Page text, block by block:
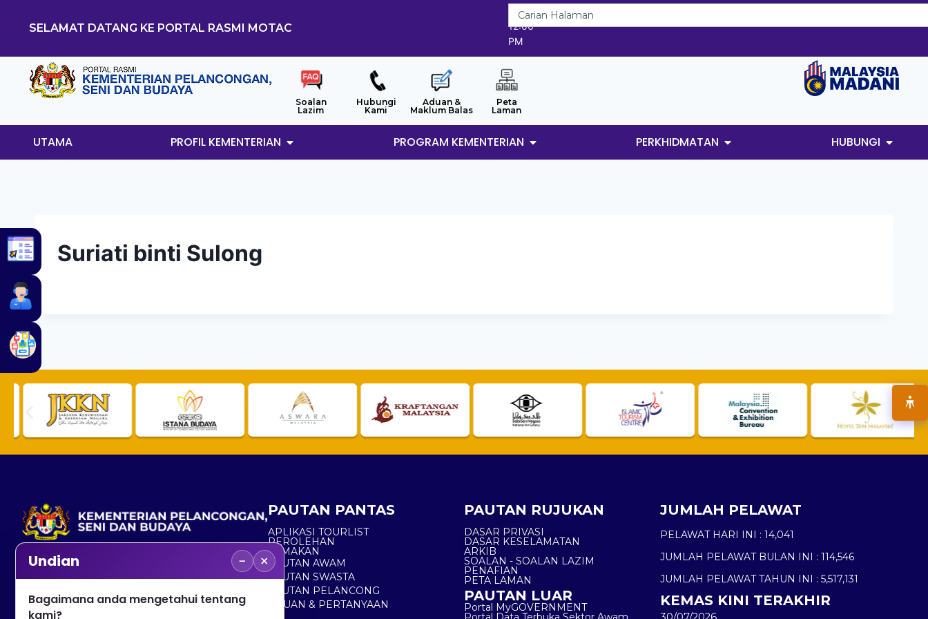
SELAMAT DATANG KE PORTAL RASMI MOTAC
9/8/2026
12:06
PM
Soalan
Lazim
Hubungi
Kami
Aduan &
Maklum Balas
Peta
Laman
UTAMA PROFIL KEMENTERIAN PROGRAM KEMENTERIAN PERKHIDMATAN HUBUNGI
Suriati binti Sulong
No. 2, Menara 1, Jalan P5/6, Presint 5,
+603 8000 8000
PAUTAN PANTAS
APLIKASI TOURLIST
PEROLEHAN
SEMAKAN
PAUTAN AWAM
PAUTAN SWASTA
PAUTAN PELANCONG
ADUAN & PERTANYAAN
PAUTAN RUJUKAN
DASAR PRIVASI
DASAR KESELAMATAN
ARKIB
SOALAN - SOALAN LAZIM
PENAFIAN
PETA LAMAN
PAUTAN LUAR
Portal MyGOVERNMENT
JUMLAH PELAWAT
PELAWAT HARI INI : 14,041
JUMLAH PELAWAT BULAN INI : 114,546
JUMLAH PELAWAT TAHUN INI : 5,517,131
KEMAS KINI TERAKHIR
Undian − ×
Bagaimana anda mengetahui tentang
kami?